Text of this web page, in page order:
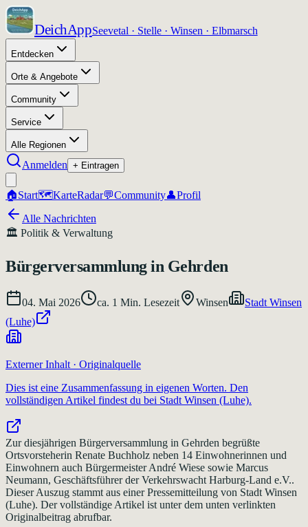
DeichAppSeevetal · Stelle · Winsen · Elbmarsch
Entdecken
Orte & Angebote
Community
Service
Alle Regionen
Anmelden + Eintragen
🏠Start🗺️KarteRadar💬Community👤Profil
Alle Nachrichten
🏛️ Politik & Verwaltung
Bürgerversammlung in Gehrden
04. Mai 2026 ca. 1 Min. Lesezeit Winsen
Stadt Winsen
(Luhe)
Externer Inhalt · Originalquelle
Dies ist eine Zusammenfassung in eigenen Worten. Den
vollständigen Artikel findest du bei Stadt Winsen (Luhe).
Zur diesjährigen Bürgerversammlung in Gehrden begrüßte
Ortsvorsteherin Renate Buchholz neben 14 Einwohnerinnen und
Einwohnern auch Bürgermeister André Wiese sowie Marcus
Neumann, Geschäftsführer der Verkehrswacht Harburg-Land e.V..
Dieser Auszug stammt aus einer Pressemitteilung von Stadt Winsen
(Luhe). Der vollständige Artikel ist unter dem unten verlinkten
Originalbeitrag abrufbar.